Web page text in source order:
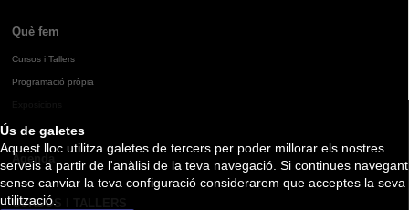
Ús de galetes
Aquest lloc utilitza galetes de tercers per poder millorar els nostres
serveis a partir de l'anàlisi de la teva navegació. Si continues navegant
sense canviar la teva configuració considerarem que acceptes la seva
utilització.
Què fem
Cursos i Tallers
Programació pròpia
Agenda
CURSOS I TALLERS